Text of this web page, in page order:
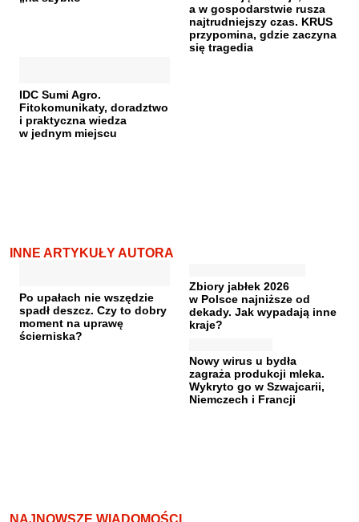
a w gospodarstwie rusza
najtrudniejszy czas. KRUS
przypomina, gdzie zaczyna
się tragedia
IDC Sumi Agro.
Fitokomunikaty, doradztwo
i praktyczna wiedza
w jednym miejscu
INNE ARTYKUŁY AUTORA
Po upałach nie wszędzie
spadł deszcz. Czy to dobry
moment na uprawę
ścierniska?
Zbiory jabłek 2026
w Polsce najniższe od
dekady. Jak wypadają inne
kraje?
Nowy wirus u bydła
zagraża produkcji mleka.
Wykryto go w Szwajcarii,
Niemczech i Francji
NAJNOWSZE WIADOMOŚCI